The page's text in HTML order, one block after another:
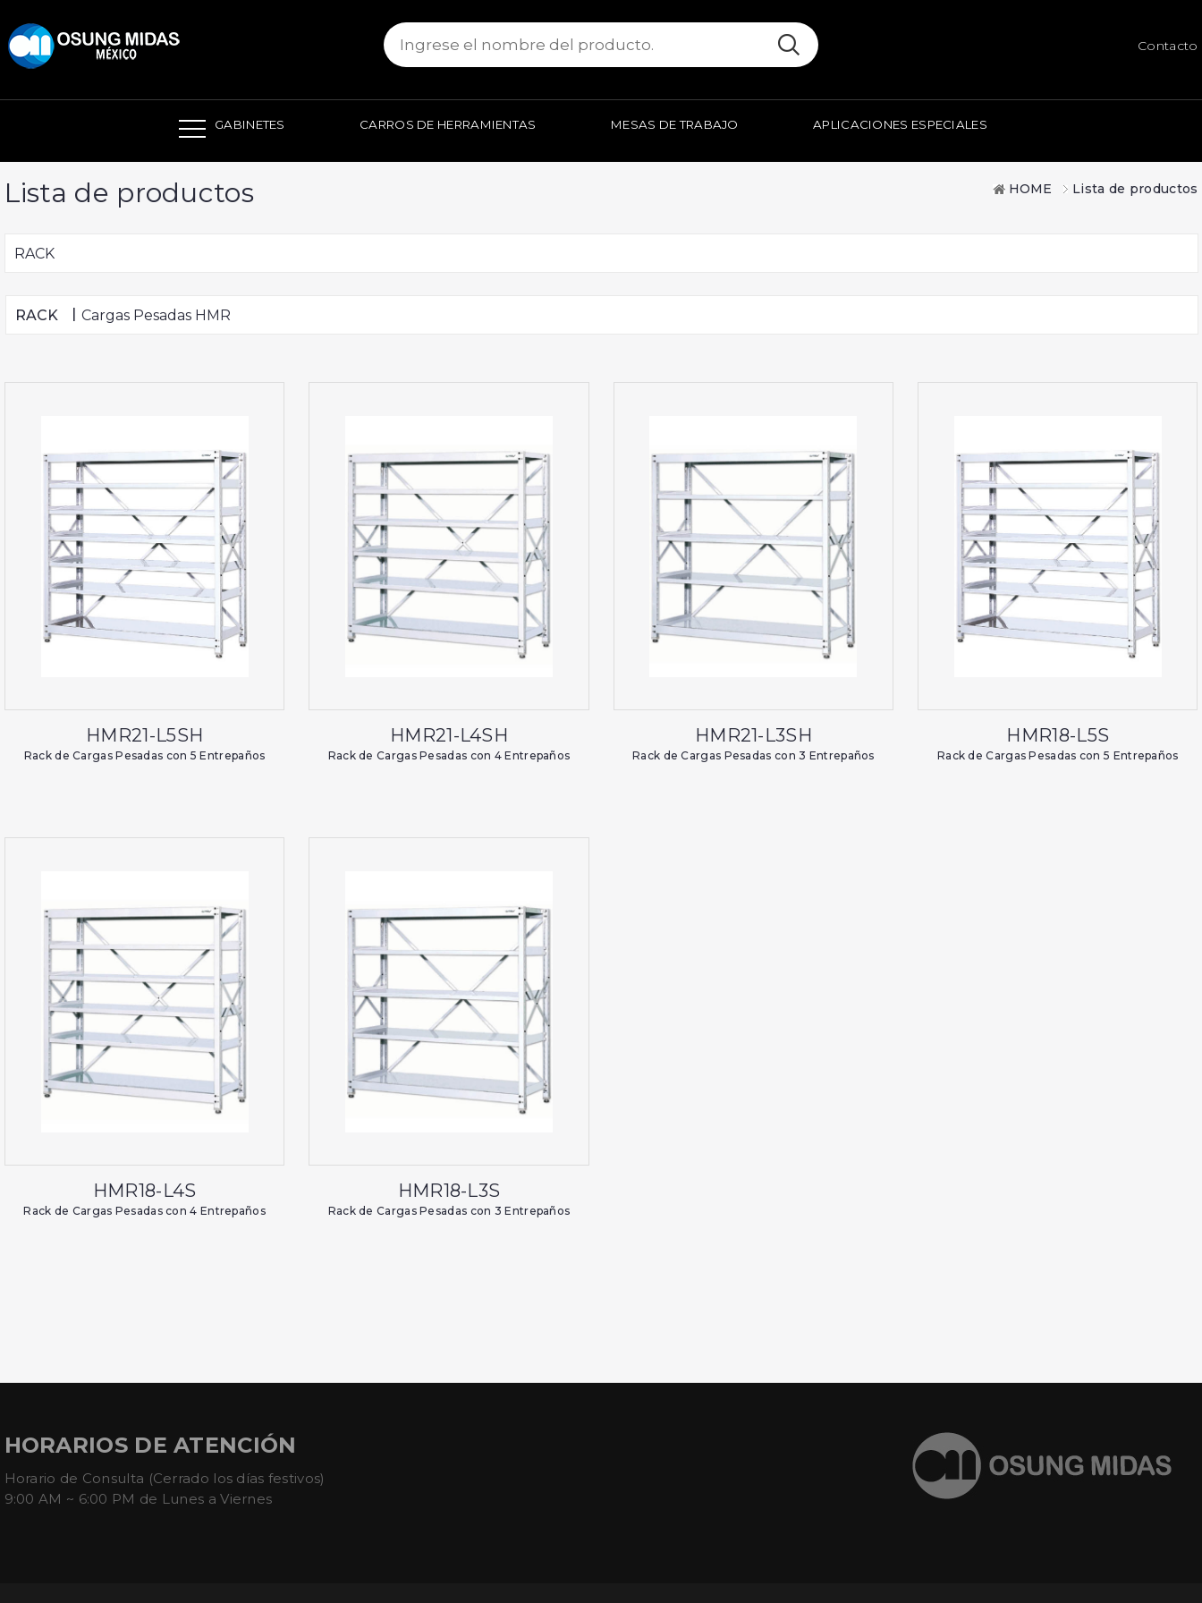
Contacto
GABINETES CARROS DE HERRAMIENTAS MESAS DE TRABAJO APLICACIONES ESPECIALES
Lista de productos HOME Lista de productos
RACK
RACK Cargas Pesadas HMR
HMR21-L5SH
Rack de Cargas Pesadas con 5 Entrepaños
HMR21-L4SH
Rack de Cargas Pesadas con 4 Entrepaños
HMR21-L3SH
Rack de Cargas Pesadas con 3 Entrepaños
HMR18-L5S
Rack de Cargas Pesadas con 5 Entrepaños
HMR18-L4S
Rack de Cargas Pesadas con 4 Entrepaños
HMR18-L3S
Rack de Cargas Pesadas con 3 Entrepaños
HORARIOS DE ATENCIÓN
Horario de Consulta (Cerrado los días festivos)
9:00 AM ~ 6:00 PM de Lunes a Viernes